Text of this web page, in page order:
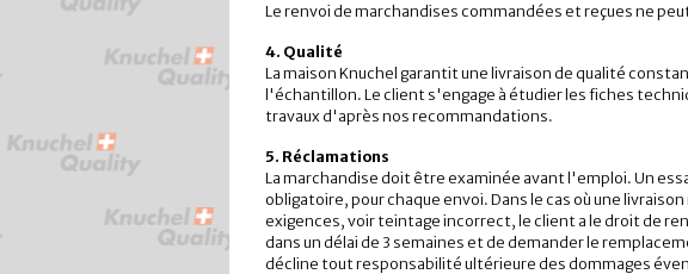
Le renvoi de marchandises commandées et reçues ne
4. Qualité
La maison Knuchel garantit une livraison de qualité
l'échantillon. Le client s'engage à étudier les fiches
travaux d'après nos recommandations.
5. Réclamations
La marchandise doit être examinée avant l'emploi. Un
obligatoire, pour chaque envoi. Dans le cas où une
exigences, voir teintage incorrect, le client a le droit de
dans un délai de 3 semaines et de demander le
décline tout responsabilité ultérieure des dommages